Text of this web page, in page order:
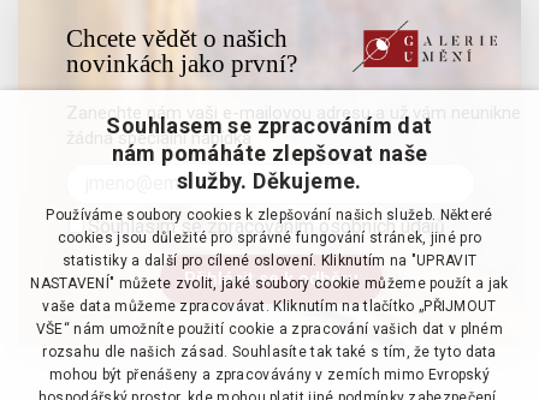
Chcete vědět o našich
novinkách jako první?
Zanechte nám vaši e-mailovou adresu a už vám neunikne
žádná speciální nabídka
Souhlasím se zpracováním osobních údajů
Souhlasem se zpracováním dat
nám pomáháte zlepšovat naše
služby. Děkujeme.
Používáme soubory cookies k zlepšování našich služeb. Některé
cookies jsou důležité pro správné fungování stránek, jiné pro
statistiky a další pro cílené oslovení. Kliknutím na "UPRAVIT
NASTAVENÍ" můžete zvolit, jaké soubory cookie můžeme použít a jak
vaše data můžeme zpracovávat. Kliknutím na tlačítko „PŘIJMOUT
VŠE“ nám umožníte použití cookie a zpracování vašich dat v plném
rozsahu dle našich zásad. Souhlasíte tak také s tím, že tyto data
mohou být přenášeny a zpracovávány v zemích mimo Evropský